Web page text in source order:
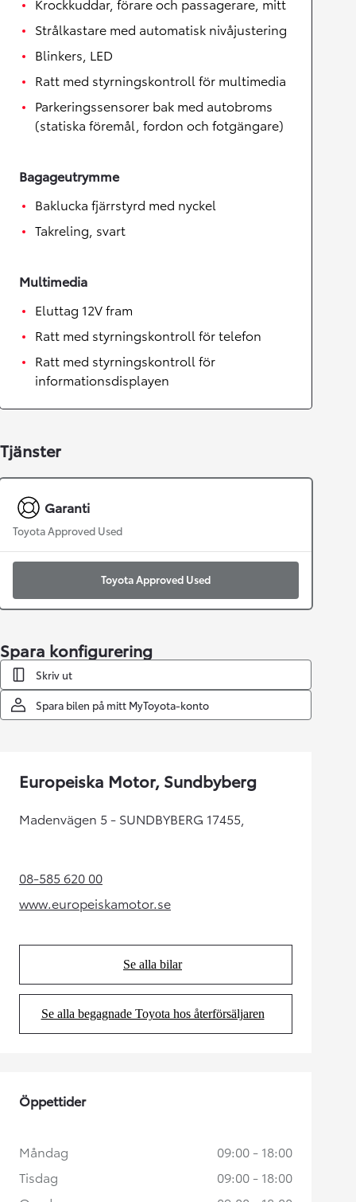
Strålkastare med automatisk nivåjustering
Blinkers, LED
Ratt med styrningskontroll för multimedia
Parkeringssensorer bak med autobroms
(statiska föremål, fordon och fotgängare)
Bagageutrymme
Baklucka fjärrstyrd med nyckel
Takreling, svart
Multimedia
Eluttag 12V fram
Ratt med styrningskontroll för telefon
Ratt med styrningskontroll för
informationsdisplayen
Tjänster
Garanti
Toyota Approved Used
Toyota Approved Used
Spara konfigurering
Skriv ut
Spara bilen på mitt MyToyota-konto
Europeiska Motor, Sundbyberg
Madenvägen 5 - SUNDBYBERG 17455,
08-585 620 00(Opens in new tab)
www.europeiskamotor.se
(Opens in new tab)
Se alla bilar
(Opens in new tab)
Se alla begagnade Toyota hos återförsäljaren
(Opens in new tab)
Öppettider
Måndag
09:00 - 18:00
Tisdag
09:00 - 18:00